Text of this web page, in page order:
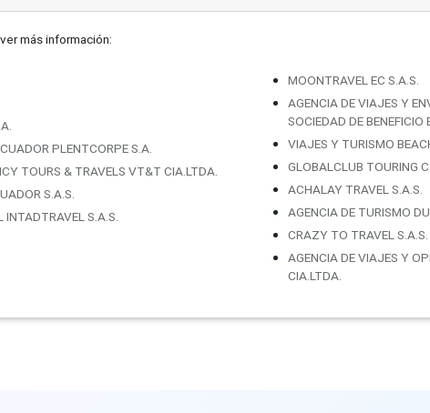
más información:
PLENTCORPE S.A.
TOURS & TRAVELS VT&T CIA.LTDA.
S.A.S.
INTADTRAVEL S.A.S.
MOONTRAVEL EC S.A.S.
AGENCIA DE VIAJES Y
SOCIEDAD DE BENEFICIO
VIAJES Y TURISMO
GLOBALCLUB TOURING
ACHALAY TRAVEL S.A.S.
AGENCIA DE TURISMO
CRAZY TO TRAVEL S.A.S.
AGENCIA DE VIAJES Y
CIA.LTDA.